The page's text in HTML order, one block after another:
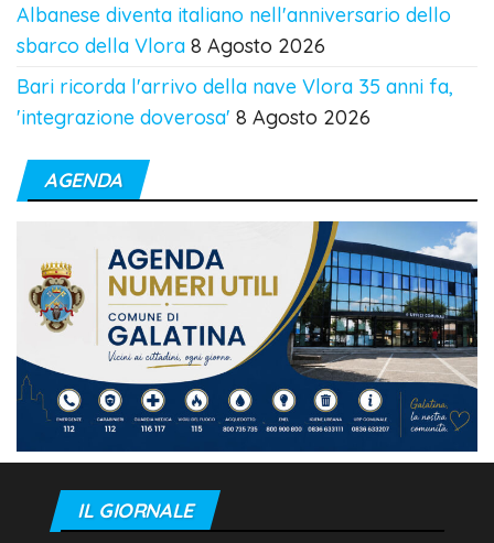
Albanese diventa italiano nell'anniversario dello
sbarco della Vlora 8 Agosto 2026
Bari ricorda l'arrivo della nave Vlora 35 anni fa,
'integrazione doverosa' 8 Agosto 2026
AGENDA
IL GIORNALE